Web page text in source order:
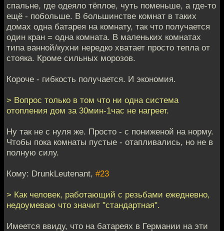
спальне, где одеяло тёплое, чуть поменьше, а где-то
ещё - побольше. В большинстве комнат в таких
домах одна батарея на комнату, так что получается
один кран = одна комната. В маленьких комнатах
типа ванной/кухни нередко хватает просто тепла от
стояка. Кроме сильных морозов.
Короче - гибкость получается. И экономия.
> Вопрос только в том что ни одна система
отопления дом за 30мин-1час не нагреет.
Ну так не с нуля же. Просто - с пониженой на норму.
Чтобы пока комнаты пустые - отапливались, но не в
полную силу.
Кому: DrunkLeutenant, #23
> Как человек, работающий с резьбами ежедневно,
недоумеваю что значит "стандартная".
Имеется ввиду, что на батареях в Германии на эти